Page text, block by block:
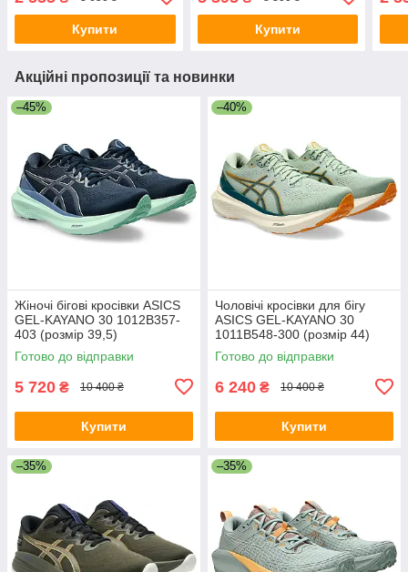
Купити Купити
Акційні пропозиції та новинки
–45%
Жіночі бігові кросівки ASICS
GEL-KAYANO 30 1012B357-
403 (розмір 39,5)
Готово до відправки
5 720 ₴ 10 400 ₴
Купити
–40%
Чоловічі кросівки для бігу
ASICS GEL-KAYANO 30
1011B548-300 (розмір 44)
Готово до відправки
6 240 ₴ 10 400 ₴
Купити
–35% –35%